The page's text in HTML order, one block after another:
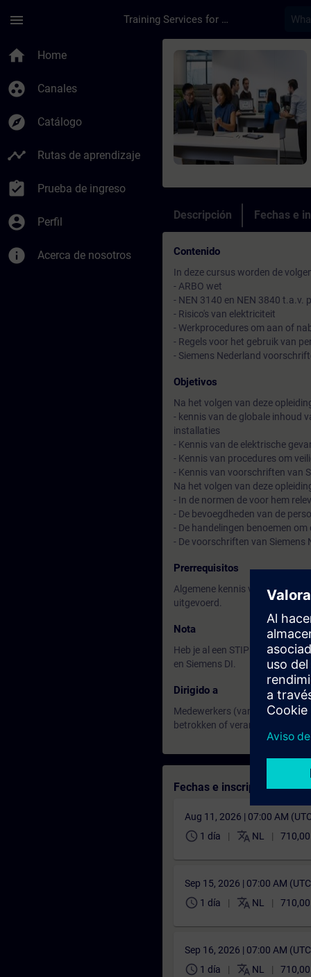
menu Training Services for Digital Industries
home Home
group_work Canales
explore Catálogo
timeline Rutas de aprendizaje
assignment_turned_in Prueba de ingreso
account_circle Perfil
info Acerca de nosotros
Curso - Training
Descripción Fechas e
Contenido
In deze cursus worden de
- ARBO wet
- NEN 3140 en NEN 3840 t.a.v.
- Risico's van elektriciteit
- Werkprocedures om aan of
- Regels voor het gebruik van
- Siemens Nederland
Objetivos
Na het volgen van deze
- kennis van de globale inhoud
installaties
- Kennis van de elektrische
- Kennis van procedures om
- Kennis van voorschriften van
Na het volgen van deze
- In de normen de voor hem
- De bevoegdheden van de
- De handelingen benoemen
- De voorschriften van Siemens
Prerrequisitos
Algemene kennis van de
uitgevoerd.
Nota
Heb je al een STIPEL
en Siemens DI.
Dirigido a
Medewerkers (van Siemens
betrokken of verantwoordelijk
Fechas e inscripción
Aug 11, 2026 | 07:00 AM
schedule 1 día translate NL
Sep 15, 2026 | 07:00 AM
schedule 1 día translate NL
Sep 16, 2026 | 07:00 AM
schedule 1 día translate NL